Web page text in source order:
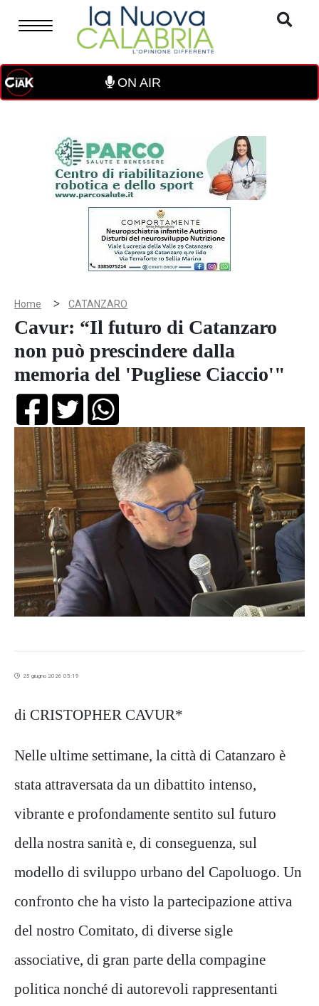
ON AIR
Home > CATANZARO
Cavur: “Il futuro di Catanzaro
non può prescindere dalla
memoria del 'Pugliese Ciaccio'"
25 giugno 2026 05:19
di CRISTOPHER CAVUR*
Nelle ultime settimane, la città di Catanzaro è
stata attraversata da un dibattito intenso,
vibrante e profondamente sentito sul futuro
della nostra sanità e, di conseguenza, sul
modello di sviluppo urbano del Capoluogo. Un
confronto che ha visto la partecipazione attiva
del nostro Comitato, di diverse sigle
associative, di gran parte della compagine
politica nonché di autorevoli rappresentanti